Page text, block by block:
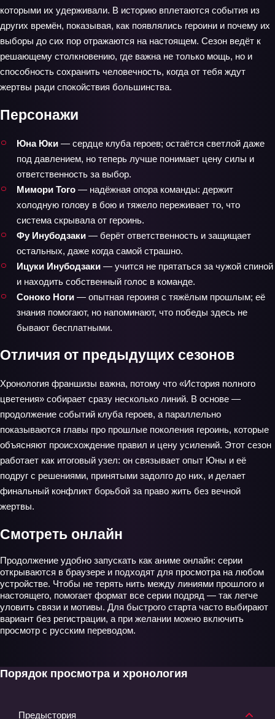
которыми их удерживали. В историю вплетаются события из
других времён, показывая, как появлялись героини и почему их
выборы до сих пор отражаются на настоящем. Сезон ведёт к
решающему столкновению, где важна не только мощь, но и
способность сохранить человечность, когда от тебя ждут
жертвы ради спокойствия большинства.
Персонажи
Юна Юки — сердце клуба героев; остаётся светлой даже
под давлением, но теперь лучше понимает цену силы и
ответственность за выбор.
Мимори Того — надёжная опора команды: держит
холодную голову в бою и тяжело переживает то, что
система скрывала от героинь.
Фу Инубодзаки — берёт ответственность и защищает
остальных, даже когда самой страшно.
Ицуки Инубодзаки — учится не прятаться за чужой спиной
и находить собственный голос в команде.
Соноко Ноги — опытная героиня с тяжёлым прошлым; её
знания помогают, но напоминают, что победы здесь не
бывают бесплатными.
Отличия от предыдущих сезонов
Хронология франшизы важна, потому что «История полного
цветения» собирает сразу несколько линий. В основе —
продолжение событий клуба героев, а параллельно
показываются главы про прошлые поколения героинь, которые
объясняют происхождение правил и цену усилений. Этот сезон
работает как итоговый узел: он связывает опыт Юны и её
подруг с решениями, принятыми задолго до них, и делает
финальный конфликт борьбой за право жить без вечной
жертвы.
Смотреть онлайн
Продолжение удобно запускать как аниме онлайн: серии
открываются в браузере и подходят для просмотра на любом
устройстве. Чтобы не терять нить между линиями прошлого и
настоящего, помогает формат все серии подряд — так легче
уловить связи и мотивы. Для быстрого старта часто выбирают
вариант без регистрации, а при желании можно включить
просмотр с русским переводом.
Порядок просмотра и хронология
Предыстория